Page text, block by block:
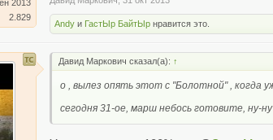
2013
2.829
Andy и ГастЫр БайтЫр нравится это.
Давид Маркович сказал(а): ↑
о , вылез опять этот с "Болотной" , когда
сегодня 31-ое, марш небось готовите, ну-